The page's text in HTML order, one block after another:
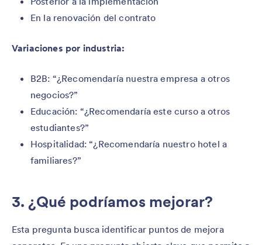
En la renovación del contrato
Variaciones por industria:
B2B: “¿Recomendaría nuestra empresa a otros
negocios?”
Educación: “¿Recomendaría este curso a otros
estudiantes?”
Hospitalidad: “¿Recomendaría nuestro hotel a
familiares?”
3. ¿Qué podríamos mejorar?
Esta pregunta busca identificar puntos de mejora